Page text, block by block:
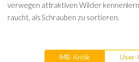
verwegen attraktiven Wilder
raucht, als Schrauben zu sortieren.
MB-Kritik User-